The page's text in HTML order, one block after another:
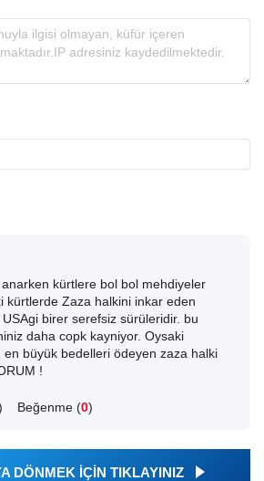
kürtlere bol bol mehdiyeler
kürtlerde Zaza halkini inkar eden
birer serefsiz sürüleridir. bu
daha copk kayniyor. Oysaki
en büyük bedelleri ödeyen zaza halki
!
Beğenme (0)
DÖNMEK İÇİN TIKLAYINIZ